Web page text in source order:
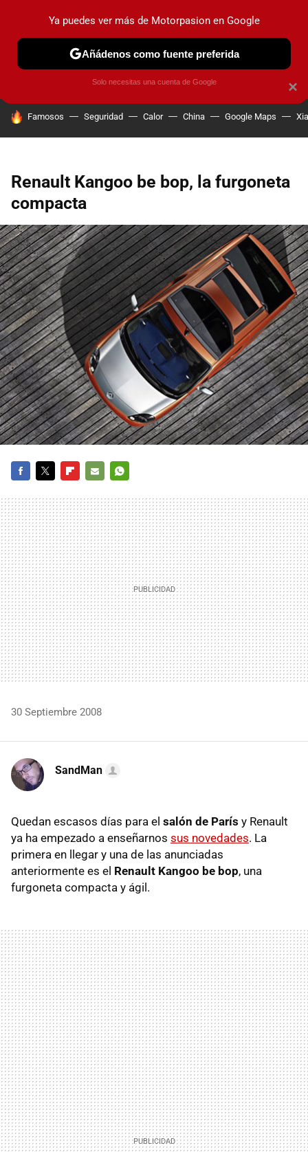
PRUEBAS COCHES ELÉCTRICOS OBSERVATORIO
HOY SE HABLA DE
Famosos Seguridad Calor China Google Maps
Renault Kangoo be bop, la furgoneta
compacta
MAIL
30 Septiembre 2008
SandMan
Quedan escasos días para el salón de París y Renault
ya ha empezado a enseñarnos sus novedades. La
primera en llegar y una de las anunciadas
anteriormente es el Renault Kangoo be bop, una
furgoneta compacta y ágil.
×
Ya puedes ver más de Motorpasion en Google
Añádenos como fuente preferida
Solo necesitas una cuenta de Google